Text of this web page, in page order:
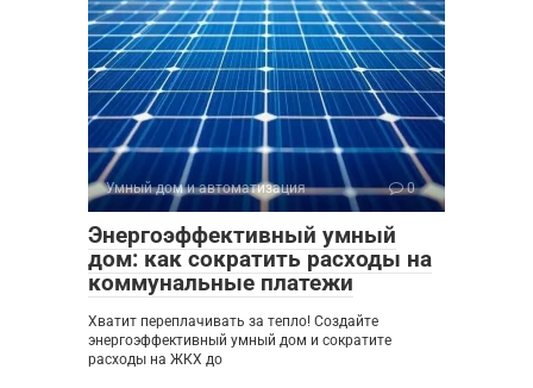
Умный дом и автоматизация 0
Энергоэффективный умный
дом: как сократить расходы на
коммунальные платежи
Хватит переплачивать за тепло! Создайте
энергоэффективный умный дом и сократите
расходы на ЖКХ до